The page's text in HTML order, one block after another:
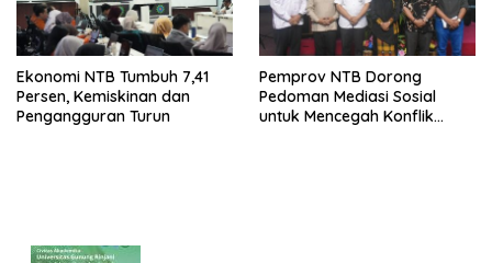
Ekonomi NTB Tumbuh 7,41
Persen, Kemiskinan dan
Pengangguran Turun
Pemprov NTB Dorong
Pedoman Mediasi Sosial
untuk Mencegah Konflik